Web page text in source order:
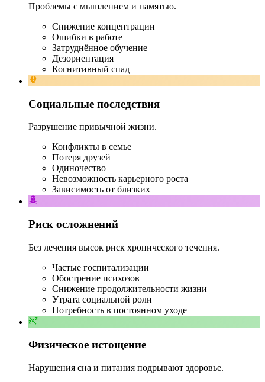
Проблемы с мышлением и памятью.
Снижение концентрации
Ошибки в работе
Затруднённое обучение
Дезориентация
Когнитивный спад
Социальные последствия
Разрушение привычной жизни.
Конфликты в семье
Потеря друзей
Одиночество
Невозможность карьерного роста
Зависимость от близких
Риск осложнений
Без лечения высок риск хронического течения.
Частые госпитализации
Обострение психозов
Снижение продолжительности жизни
Утрата социальной роли
Потребность в постоянном уходе
Физическое истощение
Нарушения сна и питания подрывают здоровье.